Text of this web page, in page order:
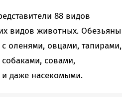
88 видов
видов животных. Обезьяны
оленями, овцами, тапирами,
совами,
даже насекомыми.